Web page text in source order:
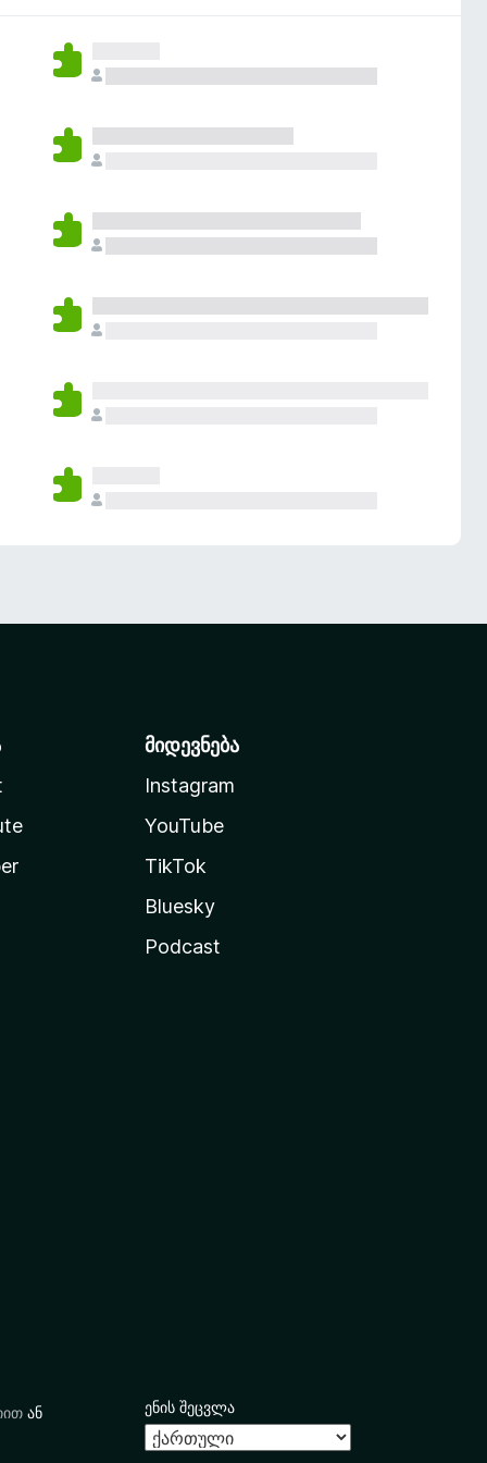
მიდევნება
Instagram
YouTube
TikTok
Bluesky
Podcast
ან ენის შეცვლა